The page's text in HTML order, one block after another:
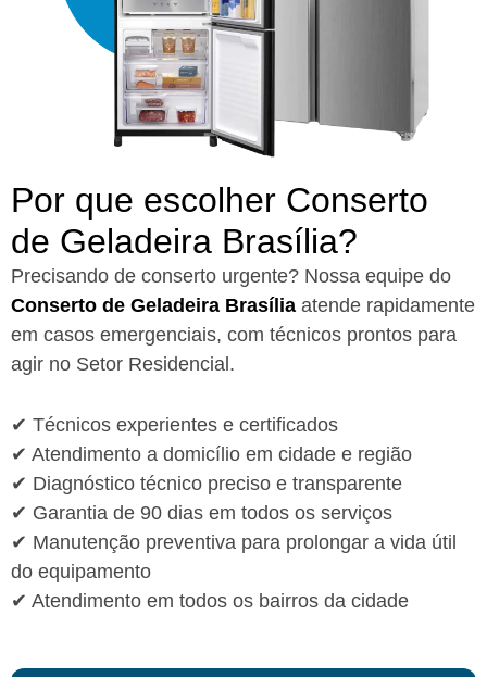
Por que escolher Conserto
de Geladeira Brasília?​
Precisando de conserto urgente? Nossa equipe do
Conserto de Geladeira Brasília atende rapidamente
em casos emergenciais, com técnicos prontos para
agir no Setor Residencial.
✔ Técnicos experientes e certificados
✔ Atendimento a domicílio em cidade e região
✔ Diagnóstico técnico preciso e transparente
✔ Garantia de 90 dias em todos os serviços
✔ Manutenção preventiva para prolongar a vida útil
do equipamento
✔ Atendimento em todos os bairros da cidade